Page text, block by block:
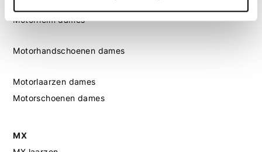
Motorhelm dames
Motorhandschoenen dames
Motorlaarzen dames
Motorschoenen dames
MX